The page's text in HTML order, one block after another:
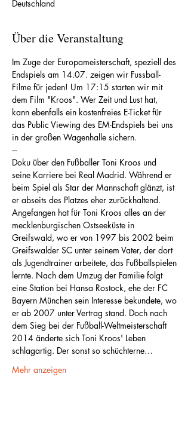
Deutschland
Über die Veranstaltung
Im Zuge der Europameisterschaft, speziell des
Endspiels am 14.07. zeigen wir Fussball-
Filme für jeden! Um 17:15 starten wir mit
dem Film "Kroos". Wer Zeit und Lust hat,
kann ebenfalls ein kostenfreies E-Ticket für
das Public Viewing des EM-Endspiels bei uns
in der großen Wagenhalle sichern.
---
Doku über den Fußballer Toni Kroos und
seine Karriere bei Real Madrid. Während er
beim Spiel als Star der Mannschaft glänzt, ist
er abseits des Platzes eher zurückhaltend.
Angefangen hat für Toni Kroos alles an der
mecklenburgischen Ostseeküste in
Greifswald, wo er von 1997 bis 2002 beim
Greifswalder SC unter seinem Vater, der dort
als Jugendtrainer arbeitete, das Fußballspielen
lernte. Nach dem Umzug der Familie folgt
eine Station bei Hansa Rostock, ehe der FC
Bayern München sein Interesse bekundete, wo
er ab 2007 unter Vertrag stand. Doch nach
dem Sieg bei der Fußball-Weltmeisterschaft
2014 änderte sich Toni Kroos' Leben
schlagartig. Der sonst so schüchterne…
Mehr anzeigen